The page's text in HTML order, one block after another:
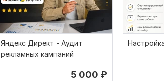
Яндекс Директ - Аудит
рекламных кампаний
5 000 ₽